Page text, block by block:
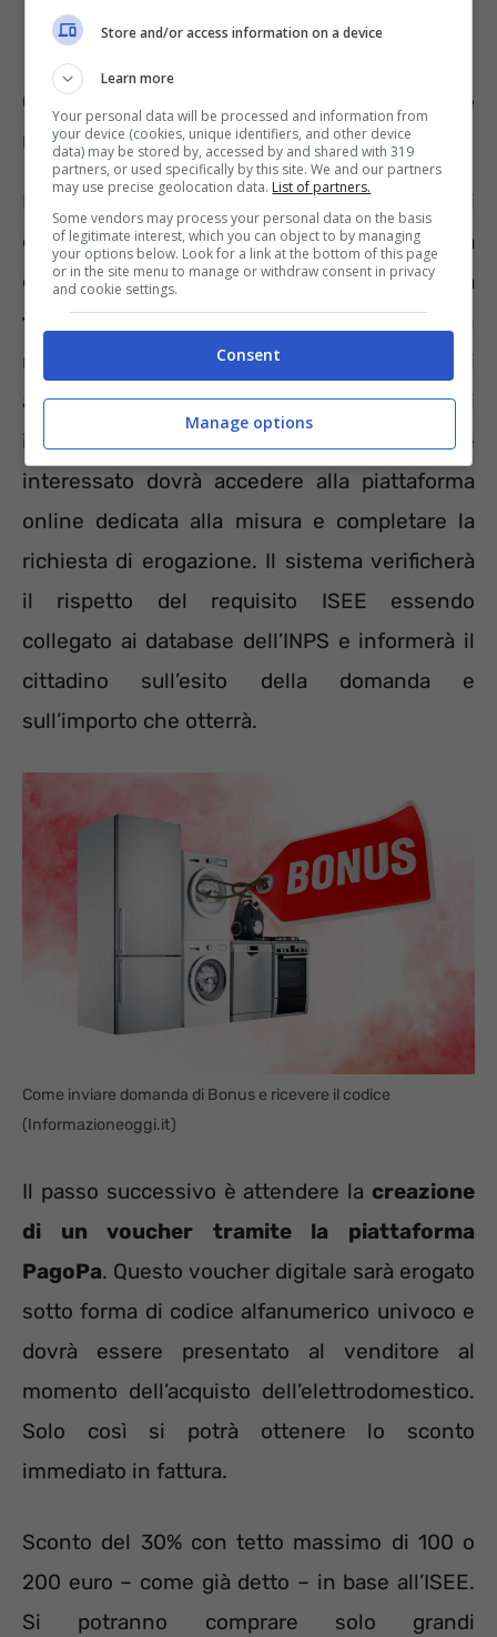
Come inviare domanda di Bonus e
ricevere il codice
Il Ministero fisserà un giorno in cui per i
contribuenti sarà possibile inviare la domanda
di accesso al Bonus.Un click day in cui la
tempestività sarà fondamentaleper non
rimanere fuori dal beneficio (il criterio di
assegnazione seguirà l’ordine cronologico di
invio delle domande, non l’ISEE). Chi è
interessato dovrà accedere alla piattaforma
online dedicata alla misura e completare la
richiesta di erogazione. Il sistema verificherà
il rispetto del requisito ISEE essendo
collegato ai database dell’INPS e informerà il
cittadino sull’esito della domanda e
sull’importo che otterrà.
Come inviare domanda di Bonus e ricevere il codice
(Informazioneoggi.it)
Il passo successivo è attendere la creazione
di un voucher tramite la piattaforma
PagoPa. Questo voucher digitale sarà erogato
sotto forma di codice alfanumerico univoco e
dovrà essere presentato al venditore al
momento dell’acquisto dell’elettrodomestico.
Solo così si potrà ottenere lo sconto
immediato in fattura.
Sconto del 30% con tetto massimo di 100 o
200 euro – come già detto – in base all’ISEE.
Si potranno comprare solo grandi
Store and/or access information on a device
Learn more
Your personal data will be processed and information from
your device (cookies, unique identifiers, and other device
data) may be stored by, accessed by and shared with 319
partners, or used specifically by this site. We and our partners
may use precise geolocation data. List of partners.
Some vendors may process your personal data on the basis
of legitimate interest, which you can object to by managing
your options below. Look for a link at the bottom of this page
or in the site menu to manage or withdraw consent in privacy
and cookie settings.
Consent
Manage options